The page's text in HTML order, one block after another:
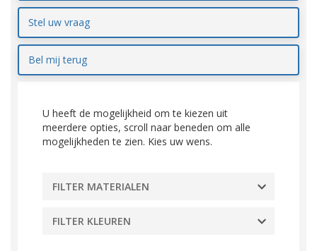
Stel uw vraag
Bel mij terug
U heeft de mogelijkheid om te kiezen uit
meerdere opties, scroll naar beneden om alle
mogelijkheden te zien. Kies uw wens.
FILTER MATERIALEN
FILTER KLEUREN